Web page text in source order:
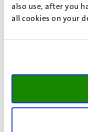
also use, after you
all cookies on your